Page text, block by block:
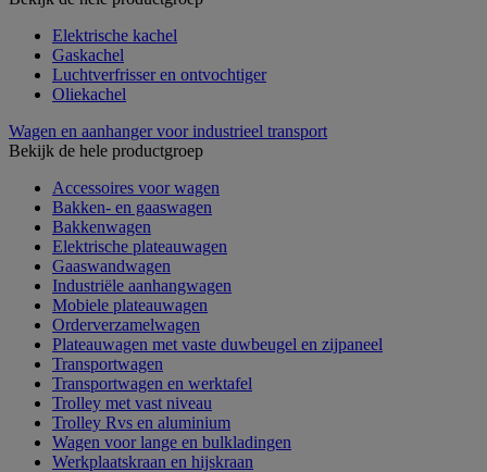
Elektrische kachel
Gaskachel
Luchtverfrisser en ontvochtiger
Oliekachel
Wagen en aanhanger voor industrieel transport
Bekijk de hele productgroep
Accessoires voor wagen
Bakken- en gaaswagen
Bakkenwagen
Elektrische plateauwagen
Gaaswandwagen
Industriële aanhangwagen
Mobiele plateauwagen
Orderverzamelwagen
Plateauwagen met vaste duwbeugel en zijpaneel
Transportwagen
Transportwagen en werktafel
Trolley met vast niveau
Trolley Rvs en aluminium
Wagen voor lange en bulkladingen
Werkplaatskraan en hijskraan